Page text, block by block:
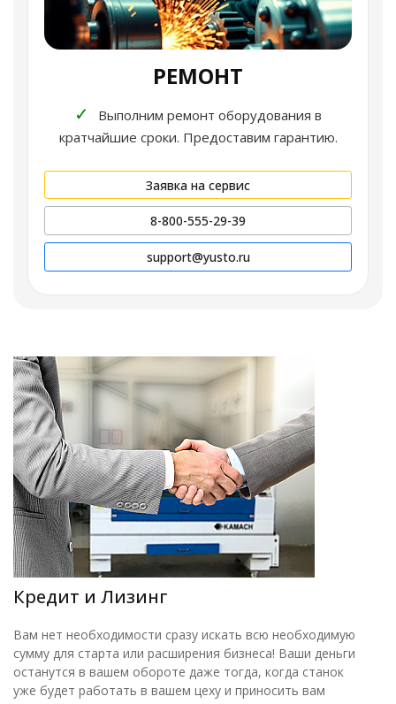
РЕМОНТ
✓
Выполним ремонт оборудования в
кратчайшие сроки. Предоставим гарантию.
Заявка на сервис
8-800-555-29-39
support@yusto.ru
Кредит и Лизинг
Вам нет необходимости сразу искать всю необходимую
сумму для старта или расширения бизнеса! Ваши деньги
останутся в вашем обороте даже тогда, когда станок
уже будет работать в вашем цеху и приносить вам